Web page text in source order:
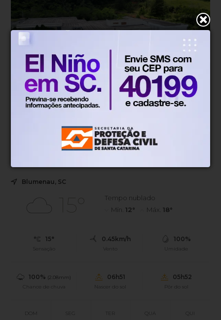
Conteúdo de marca Há 3 meses
Como funciona o Hospital da FURB e
o que muda no atendimento em
Com pronto atendimento adulto 24 horas pelo Sistema
Único de Saúde (SUS), a unidade funciona como uma
nova porta de entrada para casos de urgência e
Blumenau, SC
15°
Tempo nublado
Mín. 12° Máx. 18°
15°
Sensação
0.45km/h
Vento
100%
Umidade
100% (2.08mm)
Chance de chuva
06h51
Nascer do sol
05h52
Pôr do sol
DOM SEG TER QUA